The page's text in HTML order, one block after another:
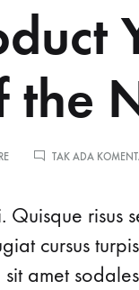
the
TAK ADA
Quisque risus
cursus
amet